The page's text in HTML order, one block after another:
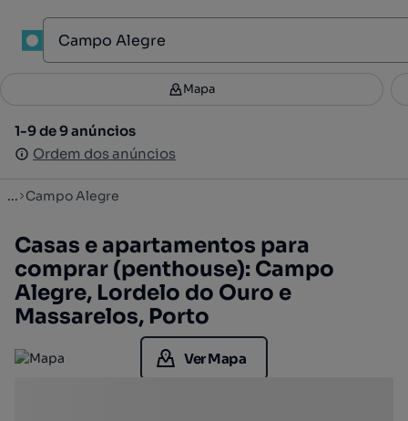
Filtros 2
1-9 de 9 anúncios
Ordem dos anúncios
Mapa
1-9 de 9 anúncios
Ordem dos anúncios
... Campo Alegre
Casas e apartamentos para
comprar (penthouse): Campo
Alegre, Lordelo do Ouro e
Massarelos, Porto
Ver Mapa